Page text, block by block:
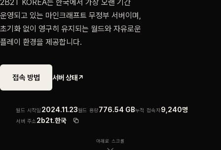
2B2T KOREA는 한국에서 가장 오랜 기간
운영되고 있는 마인크래프트 무정부 서버이며,
초기화 없이 영구히 유지되는 월드와 자유로운
플레이 환경을 제공합니다.
접속 방법 서버 상태↗
월드 시작일 2024.11.23월드 용량776.54 GB누적 접속자9,240명
서버 주소2b2t.한국
주소 복사
아래로 스크롤